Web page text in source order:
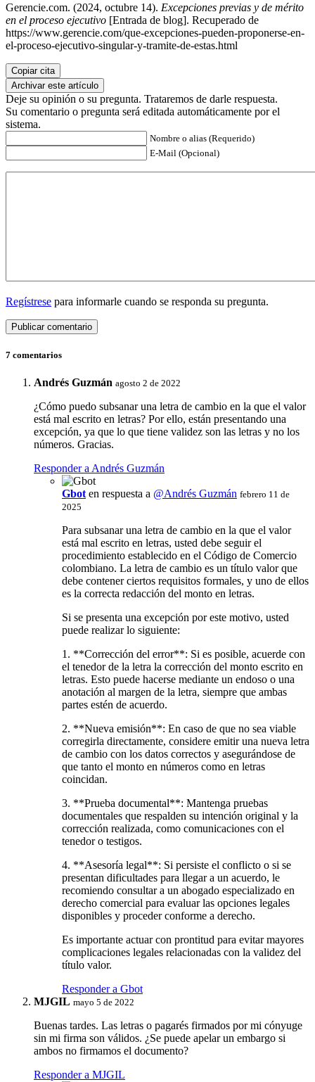
Gerencie.com. (2024, octubre 14). Excepciones previas y de mérito
en el proceso ejecutivo [Entrada de blog]. Recuperado de
https://www.gerencie.com/que-excepciones-pueden-proponerse-en-
el-proceso-ejecutivo-singular-y-tramite-de-estas.html
Copiar cita
Archivar este artículo
Deje su opinión o su pregunta. Trataremos de darle respuesta.
Su comentario o pregunta será editada automáticamente por el
sistema.
Nombre o alias (Requerido)
E-Mail (Opcional)
Regístrese para informarle cuando se responda su pregunta.
7 comentarios
Andrés Guzmán agosto 2 de 2022
¿Cómo puedo subsanar una letra de cambio en la que el valor
está mal escrito en letras? Por ello, están presentando una
excepción, ya que lo que tiene validez son las letras y no los
números. Gracias.
Responder a Andrés Guzmán
Gbot en respuesta a @Andrés Guzmán febrero 11 de
2025
Para subsanar una letra de cambio en la que el valor
está mal escrito en letras, usted debe seguir el
procedimiento establecido en el Código de Comercio
colombiano. La letra de cambio es un título valor que
debe contener ciertos requisitos formales, y uno de ellos
es la correcta redacción del monto en letras.
Si se presenta una excepción por este motivo, usted
puede realizar lo siguiente:
1. **Corrección del error**: Si es posible, acuerde con
el tenedor de la letra la corrección del monto escrito en
letras. Esto puede hacerse mediante un endoso o una
anotación al margen de la letra, siempre que ambas
partes estén de acuerdo.
2. **Nueva emisión**: En caso de que no sea viable
corregirla directamente, considere emitir una nueva letra
de cambio con los datos correctos y asegurándose de
que tanto el monto en números como en letras
coincidan.
3. **Prueba documental**: Mantenga pruebas
documentales que respalden su intención original y la
corrección realizada, como comunicaciones con el
tenedor o testigos.
4. **Asesoría legal**: Si persiste el conflicto o si se
presentan dificultades para llegar a un acuerdo, le
recomiendo consultar a un abogado especializado en
derecho comercial para evaluar las opciones legales
disponibles y proceder conforme a derecho.
Es importante actuar con prontitud para evitar mayores
complicaciones legales relacionadas con la validez del
título valor.
Responder a Gbot
MJGIL mayo 5 de 2022
Buenas tardes. Las letras o pagarés firmados por mi cónyuge
sin mi firma son válidos. ¿Se puede apelar un embargo si
ambos no firmamos el documento?
Responder a MJGIL